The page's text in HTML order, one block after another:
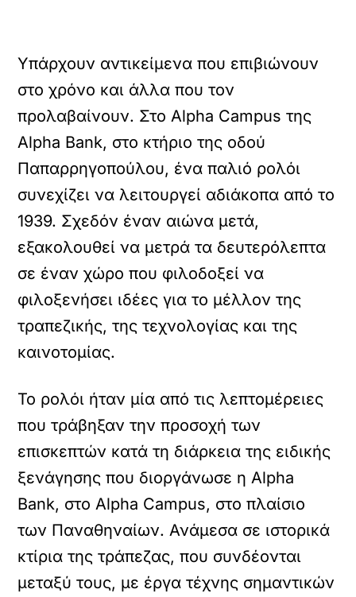
Υπάρχουν αντικείμενα που επιβιώνουν
στο χρόνο και άλλα που τον
προλαβαίνουν. Στο Alpha Campus της
Alpha Bank, στο κτήριο της οδού
Παπαρρηγοπούλου, ένα παλιό ρολόι
συνεχίζει να λειτουργεί αδιάκοπα από το
1939. Σχεδόν έναν αιώνα μετά,
εξακολουθεί να μετρά τα δευτερόλεπτα
σε έναν χώρο που φιλοδοξεί να
φιλοξενήσει ιδέες για το μέλλον της
τραπεζικής, της τεχνολογίας και της
καινοτομίας.
Το ρολόι ήταν μία από τις λεπτομέρειες
που τράβηξαν την προσοχή των
επισκεπτών κατά τη διάρκεια της ειδικής
ξενάγησης που διοργάνωσε η Alpha
Bank, στο Alpha Campus, στο πλαίσιο
των Παναθηναίων. Ανάμεσα σε ιστορικά
κτίρια της τράπεζας, που συνδέονται
μεταξύ τους, με έργα τέχνης σημαντικών